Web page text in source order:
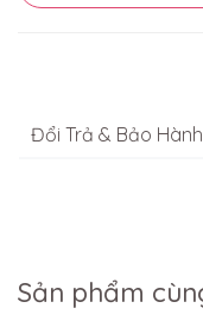
Đổi Trả & Bảo Hành
Sản phẩm